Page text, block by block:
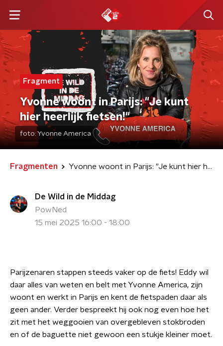
Fragment
Yvonne woont in Parijs: "Je kunt
hier heerlijk fietsen!"
foto: Yvonne America
Fragmenten Yvonne woont in Parijs: "Je kunt hier heerlijk fietsen!"
De Wild in de Middag
PowNed
15 mei 2025 16:00 - 18:00
Parijzenaren stappen steeds vaker op de fiets! Eddy wil
daar alles van weten en belt met Yvonne America, zijn
woont en werkt in Parijs en kent de fietspaden daar als
geen ander. Verder bespreekt hij ook nog even hoe het
zit met het weggooien van overgebleven stokbroden
en of de baguette niet gewoon een stukje kleiner moet.